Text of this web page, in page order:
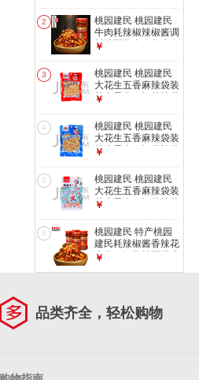
2
桃园建民 桃园建民
牛肉耗辣椒辣椒酱调
料拌面酱牛肉酱牛肉
￥
3
桃园建民 桃园建民
大花生五香麻辣袋装
花生零食下酒菜熟花
￥
4
桃园建民 桃园建民
大花生五香麻辣袋装
花生零食下酒菜熟花
￥
5
桃园建民 桃园建民
大花生五香麻辣袋装
花生零食下酒菜熟花
￥
6
桃园建民 特产桃园
建民耗辣椒酱香辣花
生酱下饭酱拌面花生
￥
品类齐全，轻松购物